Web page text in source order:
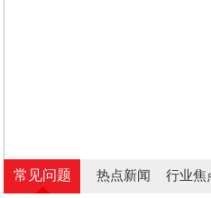
常见问题 热点新闻 行业焦